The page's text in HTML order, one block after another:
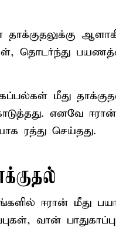
ஆளாகி
தொடர்ந்து
மீது
எனவே
ரத்து செய்தது.
ஈரான் மீது
வான்